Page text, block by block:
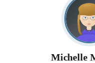
Michelle